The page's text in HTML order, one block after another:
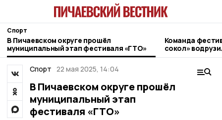
Спорт
В Пичаевском округе прошёл
муниципальный этап фестиваля «ГТО»
Команда
сокол»
области на
Спорт 22 мая 2025, 14:04
В Пичаевском округе прошёл
муниципальный этап
фестиваля «ГТО»